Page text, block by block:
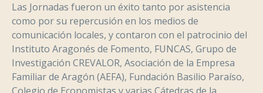
Las Jornadas fueron un éxito tanto por asistencia
como por su repercusión en los medios de
comunicación locales, y contaron con el patrocinio del
Instituto Aragonés de Fomento, FUNCAS, Grupo de
Investigación CREVALOR, Asociación de la Empresa
Familiar de Aragón (AEFA), Fundación Basilio Paraíso,